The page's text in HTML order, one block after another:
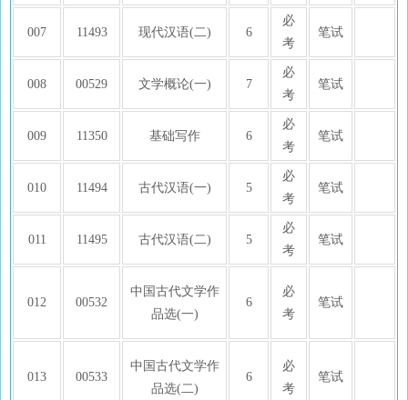
007 11493 现代汉语(二) 6
必
考
笔试
008 00529 文学概论(一) 7
必
考
笔试
009 11350 基础写作 6
必
考
笔试
010 11494 古代汉语(一) 5
必
考
笔试
011 11495 古代汉语(二) 5
必
考
笔试
012 00532
中国古代文学作
品选(一)
6
必
考
笔试
013 00533
中国古代文学作
品选(二)
6
必
考
笔试